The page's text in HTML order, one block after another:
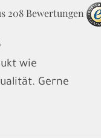
208 Bewertungen
wie
Gerne